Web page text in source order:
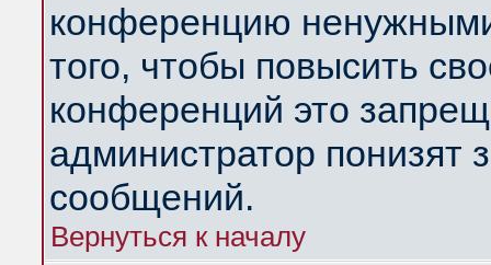
конференцию
того, чтобы повысить
конференций это
администратор понизят
сообщений.
Вернуться к началу